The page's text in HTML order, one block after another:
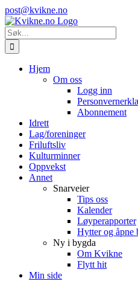
Skip
to
content
Instagram
E-
post
post@kvikne.no
Søk
etter:
Hjem
Om oss
Logg inn
Abonnement
Idrett
Lag/foreninger
Friluftsliv
Kulturminner
Oppvekst
Annet
Snarveier
Tips oss
Kalender
Løyperapporter
Hytter og åpne
Ny i bygda
Om Kvikne
Flytt hit
Min side